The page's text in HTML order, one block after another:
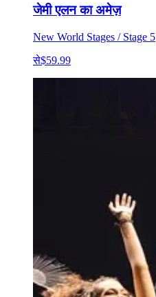
जेमी एलन का अमेज़
New World Stages / Stage 5
से$59.99